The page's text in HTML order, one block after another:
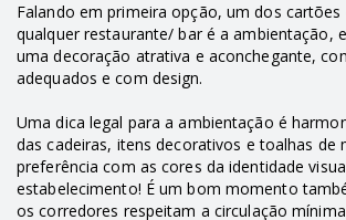
Falando em primeira opção, um dos cartões
qualquer restaurante/ bar é a ambientação,
uma decoração atrativa e aconchegante,
adequados e com design.
Uma dica legal para a ambientação é
das cadeiras, itens decorativos e toalhas de
preferência com as cores da identidade
estabelecimento! É um bom momento
os corredores respeitam a circulação